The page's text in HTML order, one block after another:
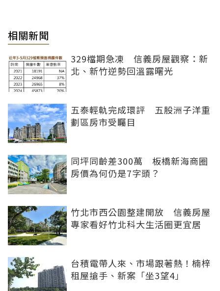
相關新聞
329檔期急凍 信義房屋觀察：新
北、新竹逆勢回溫露曙光
五泰輕軌完成環評 五股洲子洋重
劃區房市受矚目
同坪同齡差300萬 板橋新海商圈
房價為何仍是7字頭？
竹北市西公園整建開放 信義房屋
專家看好竹北科大生活圈更宜居
台積電帶人來、市場跟著熱！楠梓
租屋搶手、新案「坐3望4」